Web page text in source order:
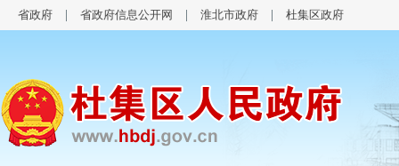
省政府 省政府信息公开网 淮北市政府 杜集区政府